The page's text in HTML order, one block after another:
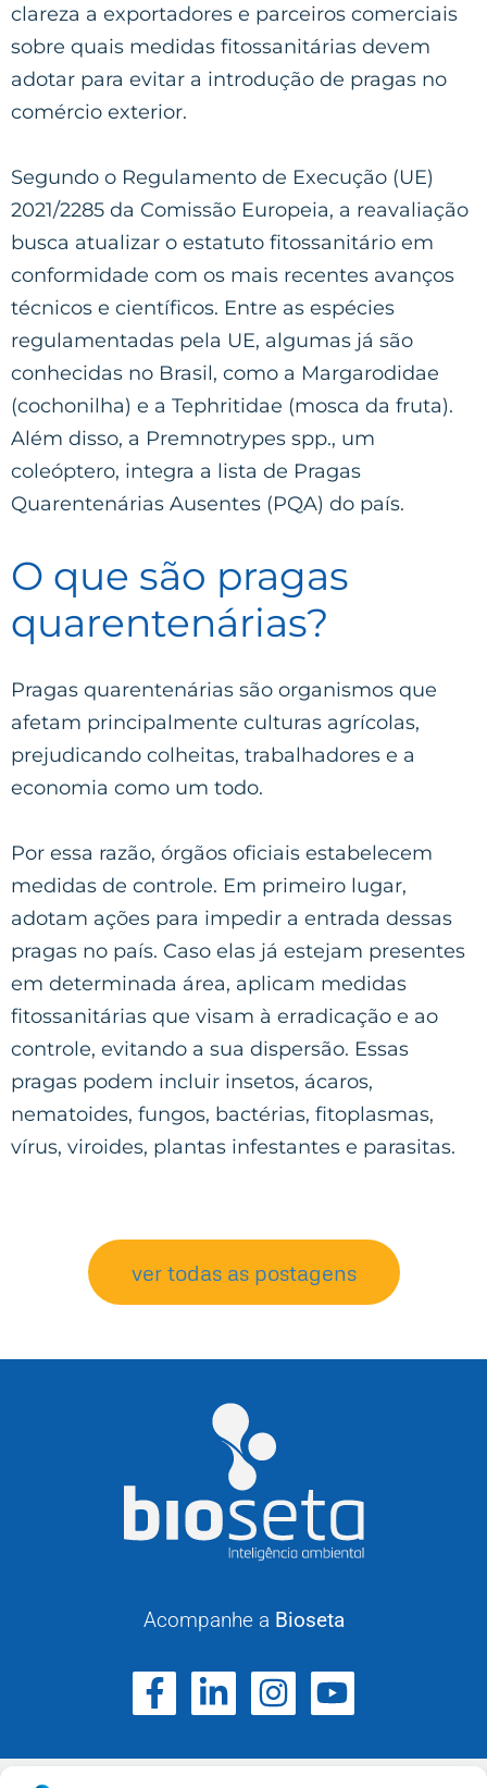
clareza a exportadores e parceiros comerciais
sobre quais medidas fitossanitárias devem
adotar para evitar a introdução de pragas no
comércio exterior.
Segundo o Regulamento de Execução (UE)
2021/2285 da Comissão Europeia, a reavaliação
busca atualizar o estatuto fitossanitário em
conformidade com os mais recentes avanços
técnicos e científicos. Entre as espécies
regulamentadas pela UE, algumas já são
conhecidas no Brasil, como a Margarodidae
(cochonilha) e a Tephritidae (mosca da fruta).
Além disso, a Premnotrypes spp., um
coleóptero, integra a lista de Pragas
Quarentenárias Ausentes (PQA) do país.
O que são pragas
quarentenárias?
Pragas quarentenárias são organismos que
afetam principalmente culturas agrícolas,
prejudicando colheitas, trabalhadores e a
economia como um todo.
Por essa razão, órgãos oficiais estabelecem
medidas de controle. Em primeiro lugar,
adotam ações para impedir a entrada dessas
pragas no país. Caso elas já estejam presentes
em determinada área, aplicam medidas
fitossanitárias que visam à erradicação e ao
controle, evitando a sua dispersão. Essas
pragas podem incluir insetos, ácaros,
nematoides, fungos, bactérias, fitoplasmas,
vírus, viroides, plantas infestantes e parasitas.
ver todas as postagens
Acompanhe a Bioseta